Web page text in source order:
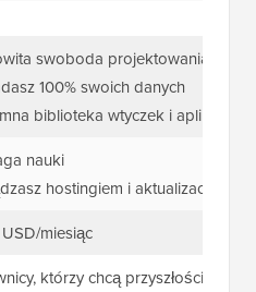
swoboda projektowania
100% swoich danych
biblioteka wtyczek i aplikacji
nauki
hostingiem i aktualizacjami
miesiąc
którzy chcą przyszłościowej